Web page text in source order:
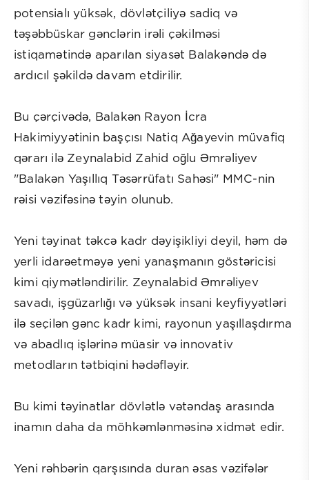
potensialı yüksək, dövlətçiliyə sadiq və
təşəbbüskar gənclərin irəli çəkilməsi
istiqamətində aparılan siyasət Balakəndə də
ardıcıl şəkildə davam etdirilir.
Bu çərçivədə, Balakən Rayon İcra
Hakimiyyətinin başçısı Natiq Ağayevin müvafiq
qərarı ilə Zeynalabid Zahid oğlu Əmrəliyev
"Balakən Yaşıllıq Təsərrüfatı Sahəsi" MMC-nin
rəisi vəzifəsinə təyin olunub.
Yeni təyinat təkcə kadr dəyişikliyi deyil, həm də
yerli idarəetməyə yeni yanaşmanın göstəricisi
kimi qiymətləndirilir. Zeynalabid Əmrəliyev
savadı, işgüzarlığı və yüksək insani keyfiyyətləri
ilə seçilən gənc kadr kimi, rayonun yaşıllaşdırma
və abadlıq işlərinə müasir və innovativ
metodların tətbiqini hədəfləyir.
Bu kimi təyinatlar dövlətlə vətəndaş arasında
inamın daha da möhkəmlənməsinə xidmət edir.
Yeni rəhbərin qarşısında duran əsas vəzifələr